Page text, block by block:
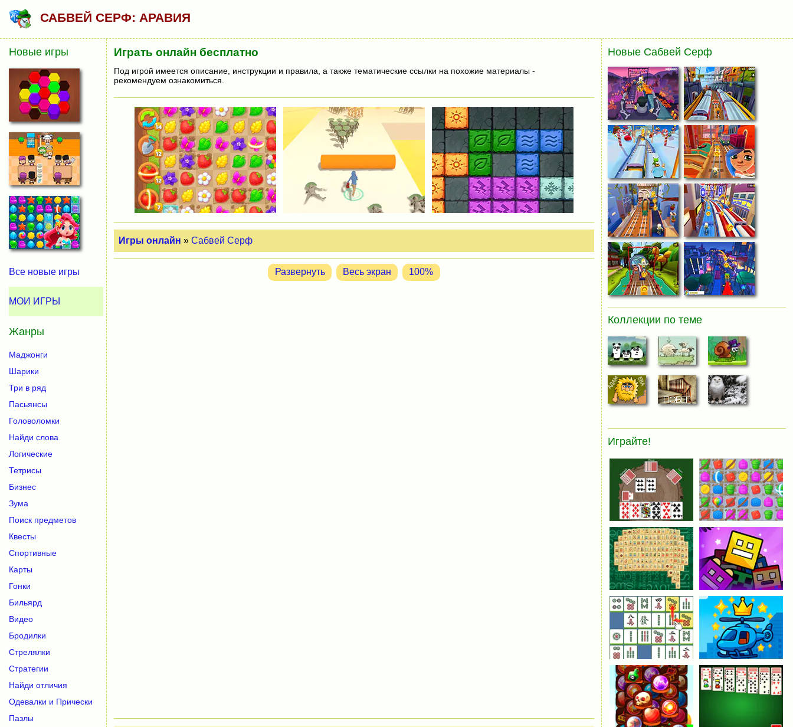
САБВЕЙ СЕРФ: АРАВИЯ
Играть онлайн бесплатно
Под игрой имеется описание, инструкции и правила, а также тематические ссылки на похожие материалы -
рекомендуем ознакомиться.
Игры онлайн » Сабвей Серф
Развернуть Весь экран 100%
Новые игры
Все новые игры
МОИ ИГРЫ
Жанры
Маджонги
Шарики
Три в ряд
Пасьянсы
Головоломки
Найди слова
Логические
Тетрисы
Бизнес
Зума
Поиск предметов
Квесты
Спортивные
Карты
Гонки
Бильярд
Видео
Бродилки
Стрелялки
Стратегии
Найди отличия
Одевалки и Прически
Пазлы
Новые Сабвей Серф
Коллекции по теме
Играйте!